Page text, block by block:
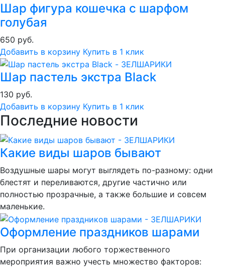
Шар фигура кошечка с шарфом
голубая
650 руб.
Добавить в корзину Купить в 1 клик
Шар пастель экстра Black
130 руб.
Добавить в корзину Купить в 1 клик
Последние новости
Какие виды шаров бывают
Воздушные шары могут выглядеть по-разному: одни
блестят и переливаются, другие частично или
полностью прозрачные, а также большие и совсем
маленькие.
Оформление праздников шарами
При организации любого торжественного
мероприятия важно учесть множество факторов: